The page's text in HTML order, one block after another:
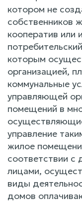
котором не
собственников
кооператив или
которым
организацией,
коммунальные
управляющей
помещений в
управление
жилое
соответствии с
лицами,
виды
домов